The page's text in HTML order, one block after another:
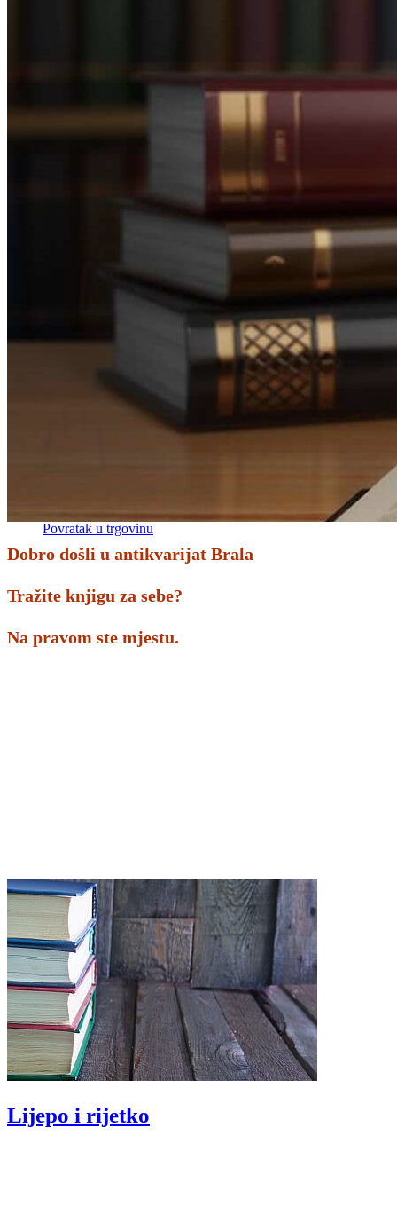
Otkup knjiga
Novosti
Povratak u trgovinu
Dobro došli u antikvarijat Brala
Tražite knjigu za sebe?
Na pravom ste mjestu.
Lijepo i rijetko